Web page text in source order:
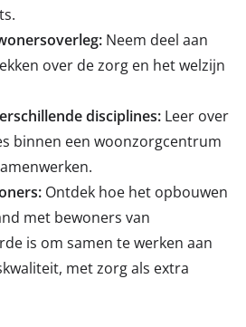
Neem deel aan
over de zorg en het welzijn
disciplines: Leer over
binnen een woonzorgcentrum
Ontdek hoe het opbouwen
met bewoners van
is om samen te werken aan
met zorg als extra